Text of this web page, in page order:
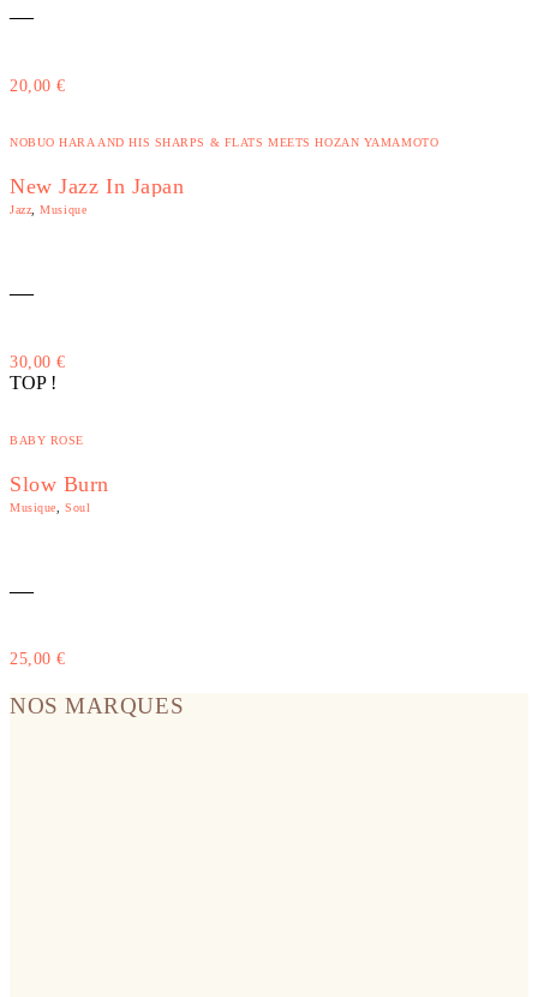
—
20,00€
NOBUO HARA AND HIS SHARPS & FLATS MEETS HOZAN YAMAMOTO
New Jazz In Japan
Jazz,Musique
—
30,00€
TOP !
BABY ROSE
Slow Burn
Musique ,Soul
—
25,00€
NOS MARQUES